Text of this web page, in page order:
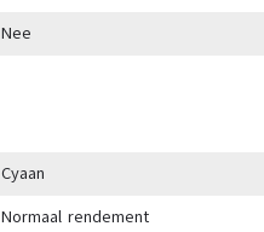
Nee
Cyaan
Normaal rendement